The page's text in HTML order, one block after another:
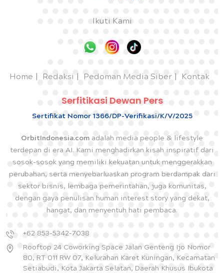
Ikuti Kami
Home Redaksi Pedoman Media Siber Kontak
Serfitikasi Dewan Pers
Sertifikat Nomor 1366/DP-Verifikasi/K/V/2025
OrbitIndonesia.com adalah media people & lifestyle
terdepan di era AI. Kami menghadirkan kisah inspiratif dari
sosok-sosok yang memiliki kekuatan untuk menggerakkan
perubahan, serta menyebarluaskan program berdampak dari
sektor bisnis, lembaga pemerintahan, juga komunitas,
dengan gaya penulisan human interest story yang dekat,
hangat, dan menyentuh hati pembaca.
+62 853-5342-7038
Rooftop 24 Coworking Space Jalan Genteng Ijo Nomor
80, RT 011 RW 07, Kelurahan Karet Kuningan, Kecamatan
Setiabudi, Kota Jakarta Selatan, Daerah Khusus Ibukota